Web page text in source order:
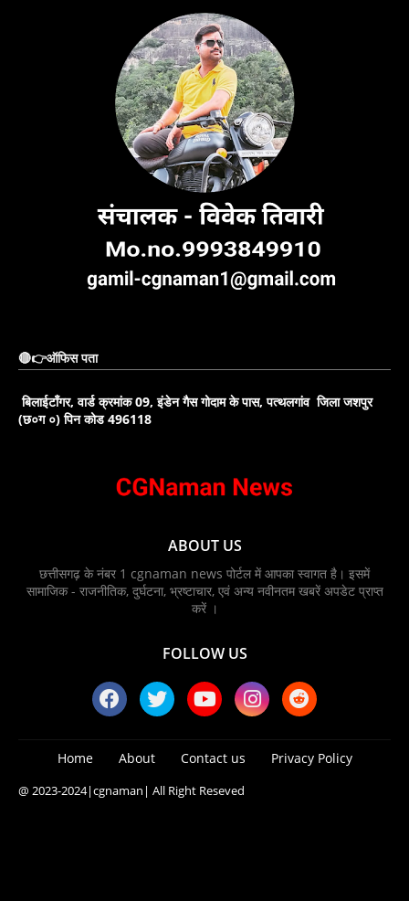
🔴👉ऑफिस पता
बिलाईटाँगर, वार्ड क्रमांक 09, इंडेन गैस गोदाम के पास, पत्थलगांव जिला जशपुर
(छ०ग ०) पिन कोड 496118
ABOUT US
छत्तीसगढ़ के नंबर 1 cgnaman news पोर्टल में आपका स्वागत है। इसमें
सामाजिक - राजनीतिक, दुर्घटना, भ्रष्टाचार, एवं अन्य नवीनतम खबरें अपडेट प्राप्त
करें ।
FOLLOW US
Home About Contact us Privacy Policy
@ 2023-2024|cgnaman| All Right Reseved